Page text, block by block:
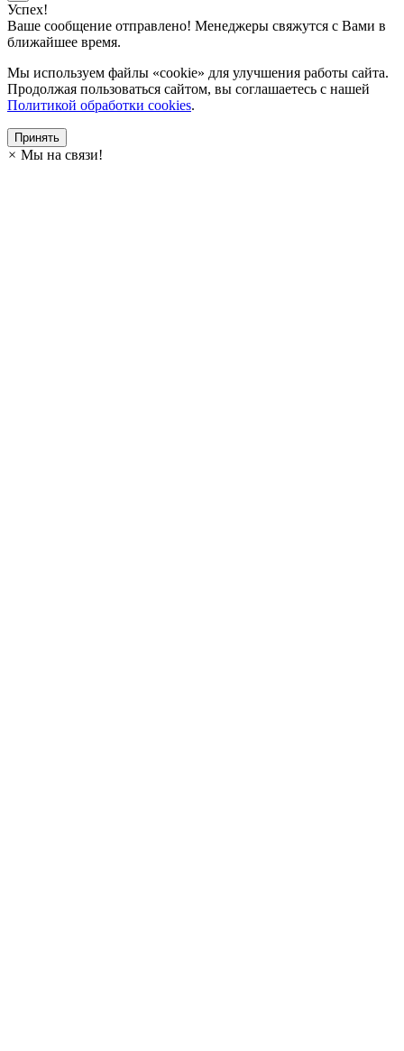
Успех!
Ваше сообщение отправлено! Менеджеры свяжутся с Вами в
ближайшее время.
Мы используем файлы «cookie» для улучшения работы сайта.
Продолжая пользоваться сайтом, вы соглашаетесь с нашей
Политикой обработки cookies.
Принять
× Мы на связи!